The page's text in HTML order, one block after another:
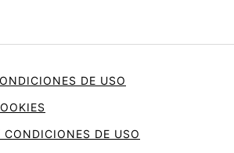
DE USO
CONDICIONES DE USO